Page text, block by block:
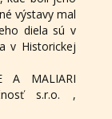
výstavy mal
diela sú v
v Historickej
A MALIARI
s.r.o. ,